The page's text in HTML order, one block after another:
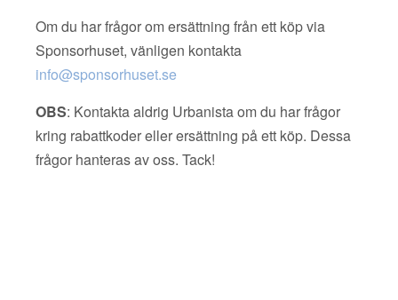
Om du har frågor om ersättning från ett köp via
Sponsorhuset, vänligen kontakta
info@sponsorhuset.se
OBS: Kontakta aldrig Urbanista om du har frågor
kring rabattkoder eller ersättning på ett köp. Dessa
frågor hanteras av oss. Tack!